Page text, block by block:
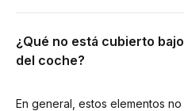
¿Qué no está cubierto
del coche?
En general, estos elementos